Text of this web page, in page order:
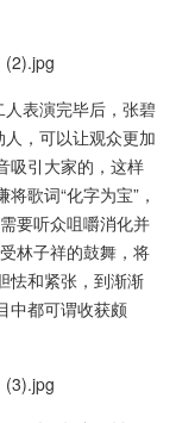
表演完毕后，张碧
人，可以让观众更加
吸引大家的，这样
歌词“化字为宝”，
要听众咀嚼消化并
林子祥的鼓舞，将
怯和紧张，到渐渐
中都可谓收获颇